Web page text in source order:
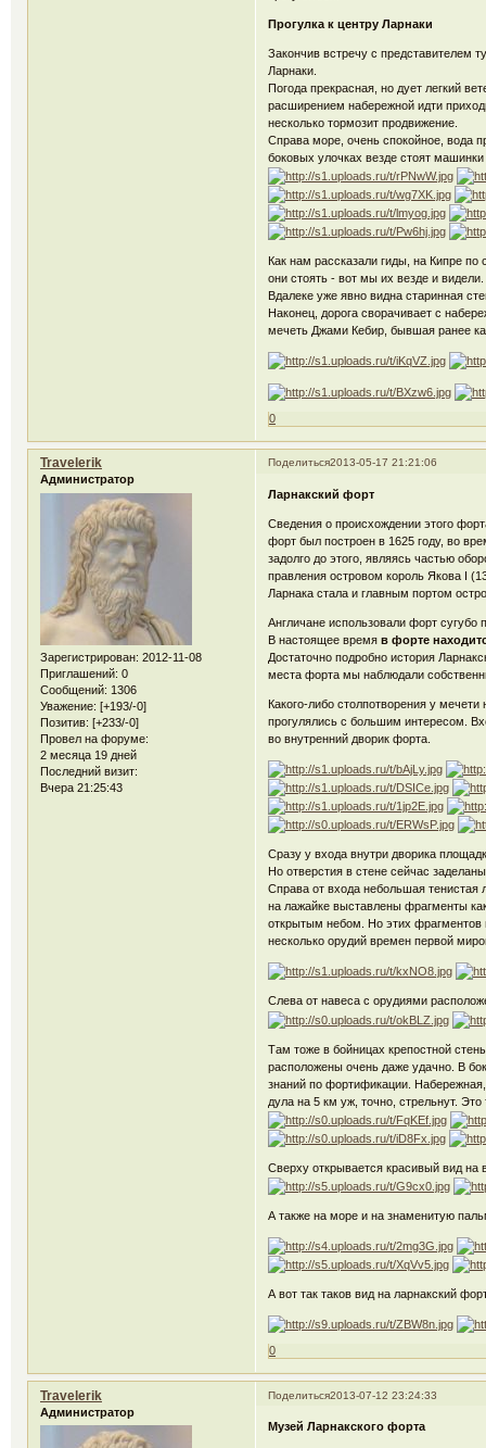
Прогулка к центру Ларнаки
Закончив встречу с представителем
Ларнаки.
Погода прекрасная, но дует легкий
расширением набережной идти
несколько тормозит продвижение.
Справа море, очень спокойное, вода
боковых улочках везде стоят
Как нам рассказали гиды, на Кипре
они стоять - вот мы их везде и видели.
Вдалеке уже явно видна старинная
Наконец, дорога сворачивает с
мечеть Джами Кебир, бывшая ранее
0
Поделиться2013-05-17 21:21:06
Travelerik
Администратор
Зарегистрирован: 2012-11-08
Приглашений: 0
Сообщений: 1306
Уважение: [+193/-0]
Позитив: [+233/-0]
Провел на форуме:
2 месяца 19 дней
Последний визит:
Вчера 21:25:43
Ларнакский форт
Сведения о происхождении этого
форт был построен в 1625 году, во
задолго до этого, являясь частью
правления островом король Якова I
Ларнака стала и главным портом
Англичане использовали форт сугубо
В настоящее времяв форте
Достаточно подробно история
места форта мы наблюдали
Какого-либо столпотворения у
прогулялись с большим интересом.
во внутренний дворик форта.
Сразу у входа внутри дворика
Но отверстия в стене сейчас
Справа от входа небольшая
на лажайке выставлены фрагменты
открытым небом. Но этих фрагментов
несколько орудий времен первой
Слева от навеса с орудиями
Там тоже в бойницах крепостной
расположены очень даже удачно. В
знаний по фортификации.
дула на 5 км уж, точно, стрельнут.
Сверху открывается красивый вид на
А также на море и на знаменитую
А вот так таков вид на ларнакский
0
Поделиться2013-07-12 23:24:33
Travelerik
Администратор
Музей Ларнакского форта